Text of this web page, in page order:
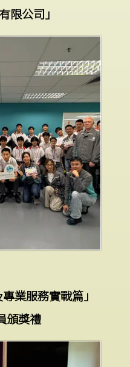
限公司」
業服務實戰篇」
頒獎禮